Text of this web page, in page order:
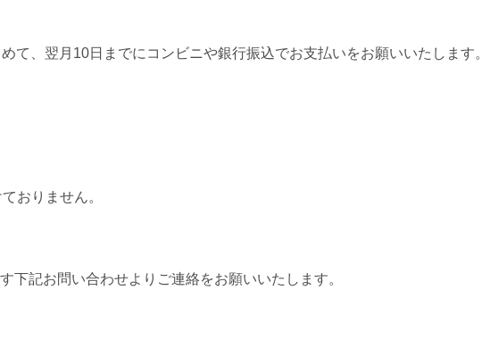
て、 翌月10日までにコンビニや銀行振込でお支払いをお願いいたしま す。
おりません。
下記お問い合わせよりご連絡をお願いいたします。